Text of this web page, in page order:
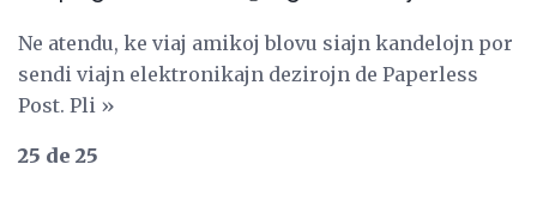
Ne atendu, ke viaj amikoj blovu siajn kandelojn por
sendi viajn elektronikajn dezirojn de Paperless
Post. Pli »
25 de 25